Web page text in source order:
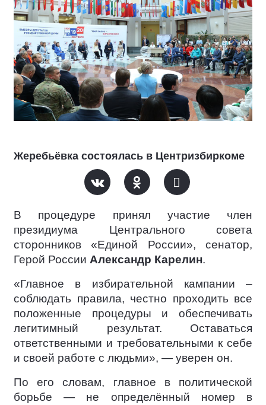
Жеребьёвка состоялась в Центризбиркоме
В процедуре принял участие член
президиума Центрального совета
сторонников «Единой России», сенатор,
Герой России Александр Карелин.
«Главное в избирательной кампании –
соблюдать правила, честно проходить все
положенные процедуры и обеспечивать
легитимный результат. Оставаться
ответственными и требовательными к себе
и своей работе с людьми», — уверен он.
По его словам, главное в политической
борьбе — не определённый номер в